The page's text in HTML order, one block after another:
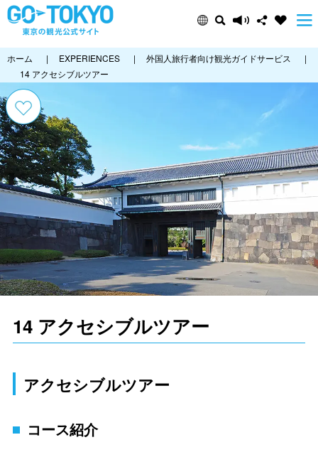
ホーム | EXPERIENCES | 外国人旅行者向け観光ガイドサービス
|
14 アクセシブルツアー
14 アクセシブルツアー
アクセシブルツアー
コース紹介